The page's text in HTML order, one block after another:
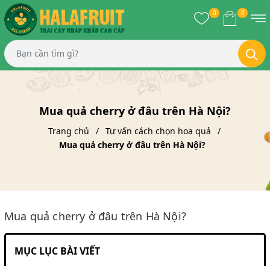
0 0
Mua quả cherry ở đâu trên Hà Nội?
Trang chủ
Tư vấn cách chọn hoa quả
Mua quả cherry ở đâu trên Hà Nội?
Mua quả cherry ở đâu trên Hà Nội?
MỤC LỤC BÀI VIẾT